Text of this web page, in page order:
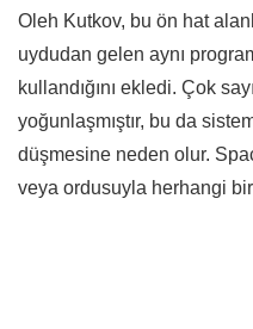
Oleh Kutkov, bu ön hat
uydudan gelen aynı
kullandığını ekledi. Çok
yoğunlaşmıştır, bu da
düşmesine neden olur.
veya ordusuyla herhangi bir